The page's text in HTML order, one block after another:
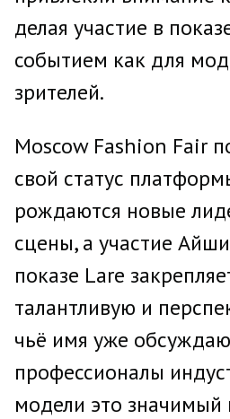
делая участие в
событием как для
зрителей.
Moscow Fashion Fair
свой статус
рождаются новые
сцены, а участие
показе Lare
талантливую и
чьё имя уже
профессионалы
модели это значимый